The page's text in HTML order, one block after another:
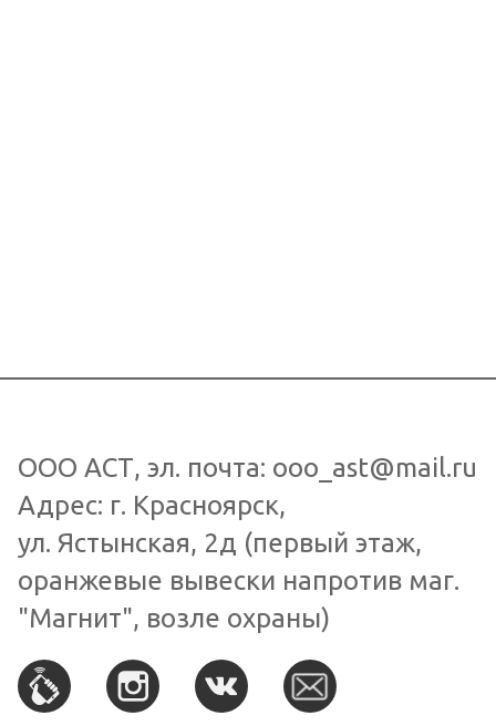
ООО АСТ, эл. почта: ooo_ast@mail.ru
Адрес: г. Красноярск,
ул. Ястынская, 2д (первый этаж,
оранжевые вывески напротив маг.
"Магнит", возле охраны)